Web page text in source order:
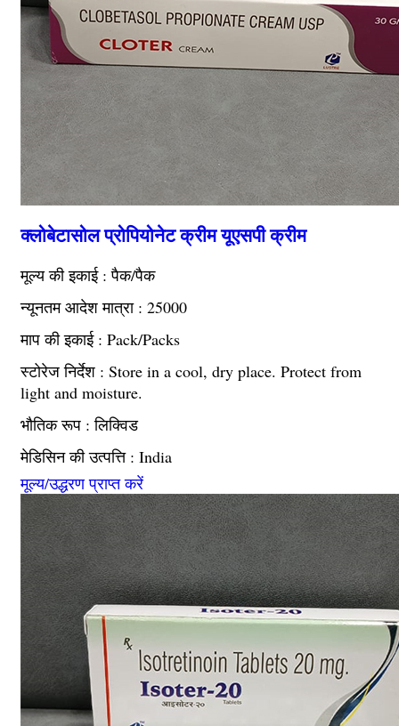
क्लोबेटासोल प्रोपियोनेट क्रीम यूएसपी क्रीम
मूल्य की इकाई : पैक/पैक
न्यूनतम आदेश मात्रा : 25000
माप की इकाई : Pack/Packs
स्टोरेज निर्देश : Store in a cool, dry place. Protect from
light and moisture.
भौतिक रूप : लिक्विड
मेडिसिन की उत्पत्ति : India
मूल्य/उद्धरण प्राप्त करें